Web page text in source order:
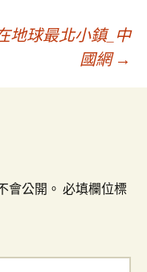
地球最北小鎮_中
國網 →
會公開。 必填欄位標